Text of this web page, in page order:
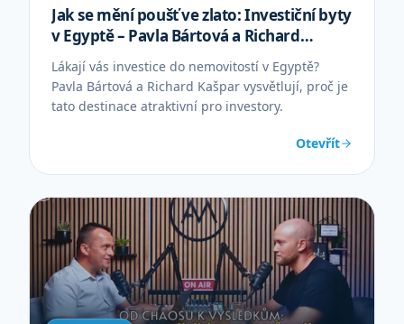
Jak se mění poušť ve zlato: Investiční byty
v Egyptě – Pavla Bártová a Richard
Kašpar
Lákají vás investice do nemovitostí v Egyptě?
Pavla Bártová a Richard Kašpar vysvětlují, proč je
tato destinace atraktivní pro investory.
Otevřít